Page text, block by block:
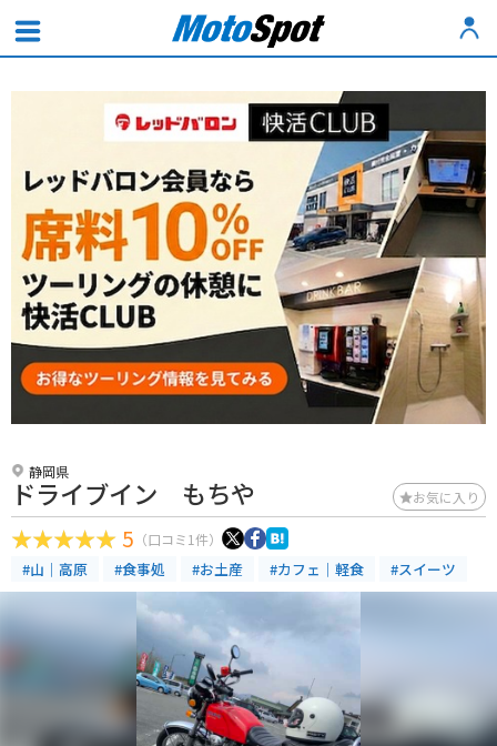
静岡県
ドライブイン もちや お気に入り
5 （口コミ1件）
#山｜高原 #食事処 #お土産 #カフェ｜軽食 #スイーツ